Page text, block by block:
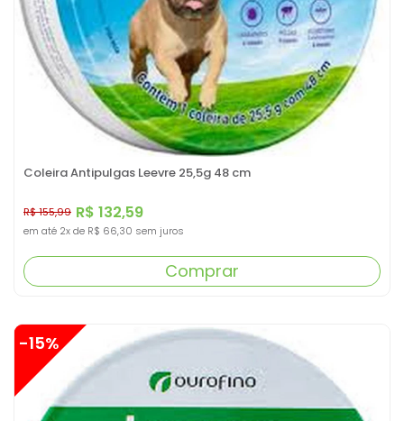
Coleira Antipulgas Leevre 25,5g 48 cm
R$ 132,59
R$ 155,99
em até 2x de R$ 66,30 sem juros
Comprar
-15%